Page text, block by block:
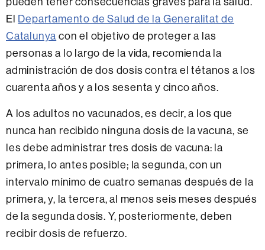
El Departamento de Salud de la Generalitat de
Catalunya con el objetivo de proteger a las
personas a lo largo de la vida, recomienda la
administración de dos dosis contra el tétanos a los
cuarenta años y a los sesenta y cinco años.
A los adultos no vacunados, es decir, a los que
nunca han recibido ninguna dosis de la vacuna, se
les debe administrar tres dosis de vacuna: la
primera, lo antes posible; la segunda, con un
intervalo mínimo de cuatro semanas después de la
primera, y, la tercera, al menos seis meses después
de la segunda dosis. Y, posteriormente, deben
recibir dosis de refuerzo.